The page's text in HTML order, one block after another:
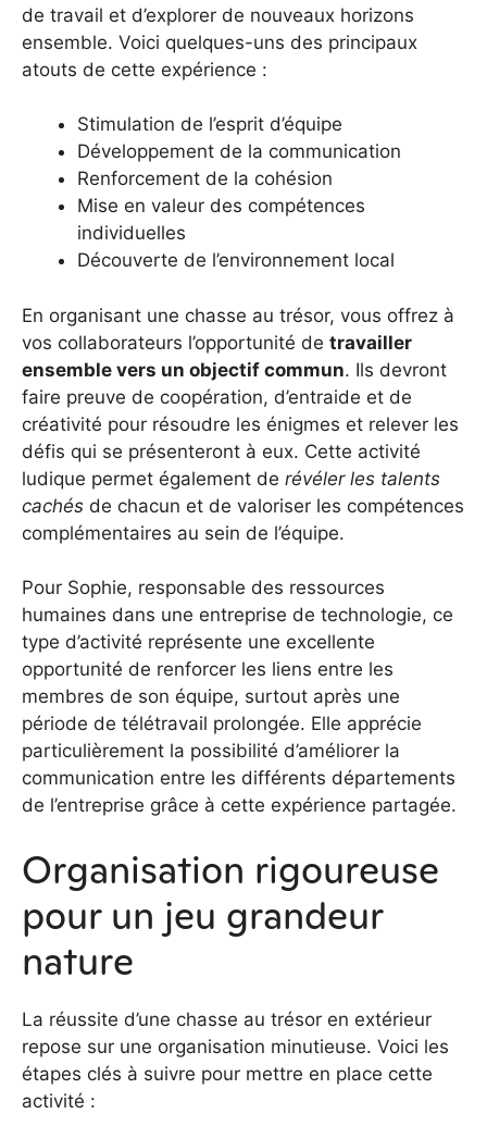
de travail et d’explorer de nouveaux horizons
ensemble. Voici quelques-uns des principaux
atouts de cette expérience :
Stimulation de l’esprit d’équipe
Développement de la communication
Renforcement de la cohésion
Mise en valeur des compétences
individuelles
Découverte de l’environnement local
En organisant une chasse au trésor, vous offrez à
vos collaborateurs l’opportunité de travailler
ensemble vers un objectif commun. Ils devront
faire preuve de coopération, d’entraide et de
créativité pour résoudre les énigmes et relever les
défis qui se présenteront à eux. Cette activité
ludique permet également de révéler les talents
cachés de chacun et de valoriser les compétences
complémentaires au sein de l’équipe.
Pour Sophie, responsable des ressources
humaines dans une entreprise de technologie, ce
type d’activité représente une excellente
opportunité de renforcer les liens entre les
membres de son équipe, surtout après une
période de télétravail prolongée. Elle apprécie
particulièrement la possibilité d’améliorer la
communication entre les différents départements
de l’entreprise grâce à cette expérience partagée.
Organisation rigoureuse
pour un jeu grandeur
nature
La réussite d’une chasse au trésor en extérieur
repose sur une organisation minutieuse. Voici les
étapes clés à suivre pour mettre en place cette
activité :